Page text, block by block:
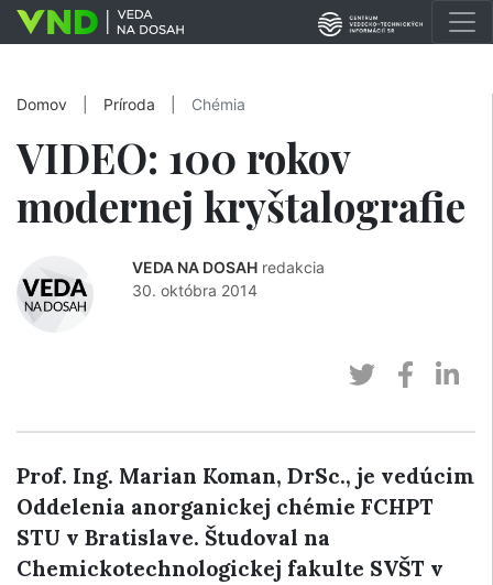
Domov Príroda Chémia
VIDEO: 100 rokov
modernej kryštalografie
VEDA NA DOSAH redakcia
30. októbra 2014
Prof. Ing. Marian Koman, DrSc., je vedúcim
Oddelenia anorganickej chémie FCHPT
STU v Bratislave. Študoval na
Chemickotechnologickej fakulte SVŠT v